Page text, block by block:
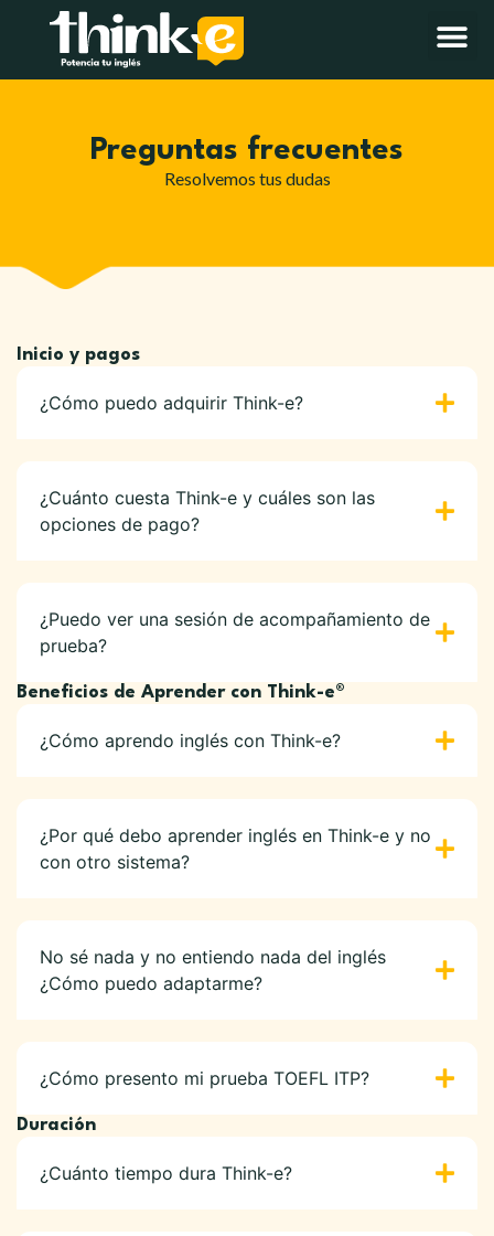
Preguntas frecuentes
Resolvemos tus dudas
Inicio y pagos
¿Cómo puedo adquirir Think-e?
¿Cuánto cuesta Think-e y cuáles son las
opciones de pago?
¿Puedo ver una sesión de acompañamiento de
prueba?
Beneficios de Aprender con Think-e®
¿Cómo aprendo inglés con Think-e?
¿Por qué debo aprender inglés en Think-e y no
con otro sistema?
No sé nada y no entiendo nada del inglés
¿Cómo puedo adaptarme?
¿Cómo presento mi prueba TOEFL ITP?
Duración
¿Cuánto tiempo dura Think-e?